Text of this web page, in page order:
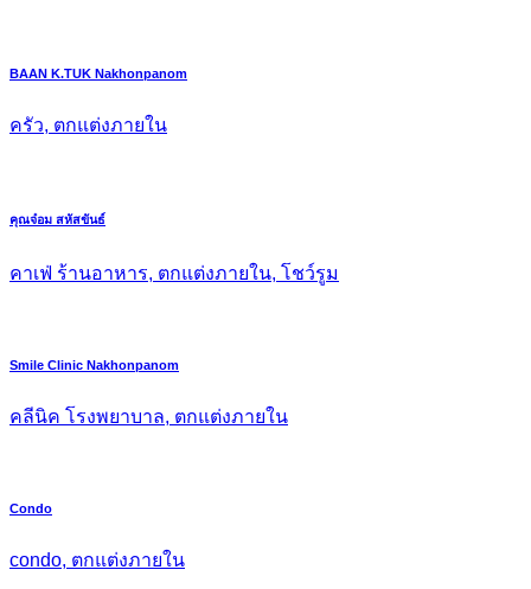
BAAN K.TUK Nakhonpanom
ครัว, ตกแต่งภายใน
คุณจ๋อม สหัสขันธ์
คาเฟ่ ร้านอาหาร, ตกแต่งภายใน, โชว์รูม
Smile Clinic Nakhonpanom
คลีนิค โรงพยาบาล, ตกแต่งภายใน
Condo
condo, ตกแต่งภายใน